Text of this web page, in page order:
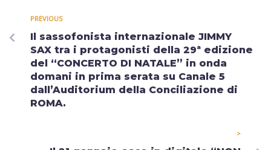
PREVIOUS
Il sassofonista internazionale JIMMY
SAX tra i protagonisti della 29ª edizione
del “CONCERTO DI NATALE” in onda
domani in prima serata su Canale 5
dall’Auditorium della Conciliazione di
ROMA.
>